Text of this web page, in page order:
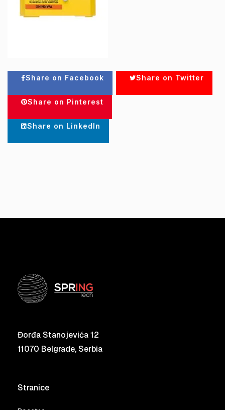
Share on Facebook Share on Twitter
Share on Pinterest
Share on LinkedIn
Đorđa Stanojevića 12
11070 Belgrade, Serbia
Stranice